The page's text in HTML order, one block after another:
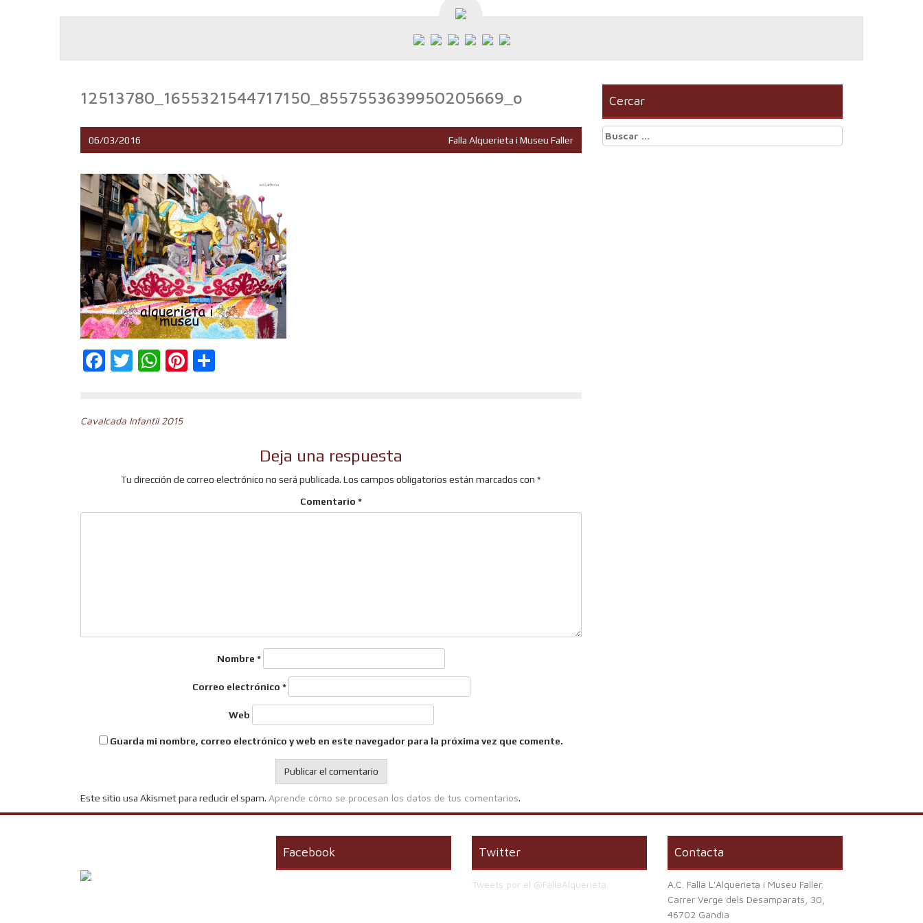
12513780_1655321544717150_8557553639950205669_o
06/03/2016 Falla Alquerieta i Museu Faller
Facebook
Twitter
WhatsApp
Pinterest
Navegación
Cavalcada Infantil 2015
Deja una respuesta
Tu dirección de correo electrónico no será publicada. Los campos obligatorios están marcados con *
Comentario *
Nombre *
Correo electrónico *
Web
Guarda mi nombre, correo electrónico y web en este navegador para la próxima vez que comente.
Este sitio usa Akismet para reducir el spam. Aprende cómo se procesan los datos de tus comentarios.
Cercar
Buscar:
Facebook Twitter
Tweets por el @FallaAlquerieta.
Contacta
A.C. Falla L'Alquerieta i Museu Faller.
Carrer Verge dels Desamparats, 30,
46702 Gandia